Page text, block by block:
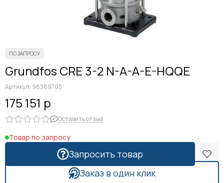
Grundfos CRE 3-2 N-A-A-E-HQQE
Артикул: 98389705
175 151 р
Оставить отзыв
Товар по запросу
Запросить товар
Заказ в один клик